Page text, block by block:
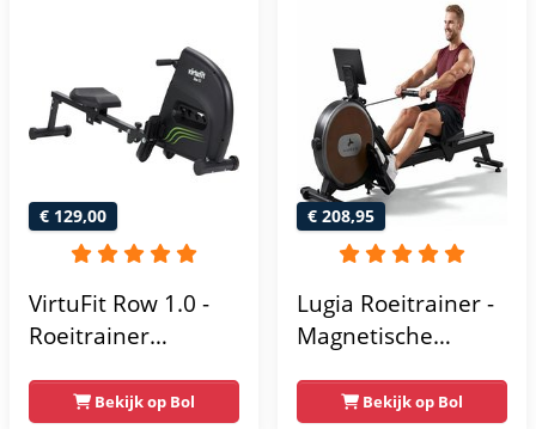
- Roeitrainers
voor thuis met
exclusieve app -
LCD-
gegevensweergave
- Eenvoudige
montage -
Geüpgradede
dubbele glijrails -
€ 129,00
VirtuFit Row 1.0 -
Roeitrainer
weerstandBekijk op Bol
€ 208,95
Lugia Roeitrainer -
Magnetische
Weerstandniveaus
Bekijk op Bol